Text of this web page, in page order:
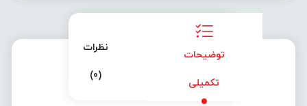
توضیحات
تکمیلی
نظرات
(0)